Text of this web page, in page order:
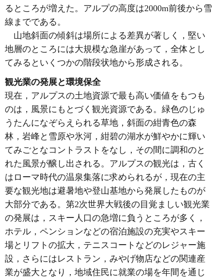
るところが増えた。アルプの高度は2000m前後から雪
線までである。
山地斜面の傾斜は場所による差異が著しく，堅い
地層のところには大規模な急崖があって，全体とし
てみるといくつかの階段状地から形成される。
観光業の発展と環境保全
現在，アルプスの土地資源で最も高い価値をもつも
のは，風景にもとづく観光資源である。緑色のじゅ
うたんになぞらえられる草地，斜面の紺青色の森
林，岩峰と雪原や氷河，紺碧の湖水が鮮やかに輝い
てみごとなコントラストをなし，その間に調和のと
れた風景が醸し出される。アルプスの観光は，古く
はローマ時代の温泉集落に求められるが，現在の主
要な観光地は避暑地や登山基地から発展したものが
大部分である。第2次世界大戦後の目覚ましい観光業
の発展は，スキー人口の急増に負うところが多く，
ホテル，ペンションなどの宿泊施設の充実やスキー
場とリフトの拡大，テニスコートなどのレジャー施
設，さらにはレストラン，みやげ物店などの関連産
業が盛大となり，地域住民に就業の場を年間を通じ